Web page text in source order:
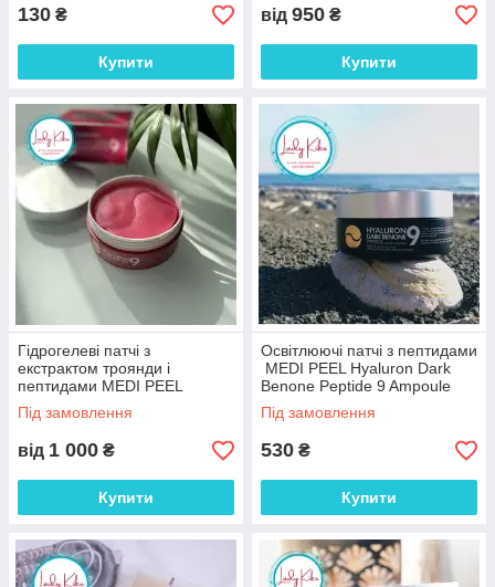
130 ₴
Купити
від 950 ₴
Купити
Гідрогелеві патчі з
екстрактом троянди і
пептидами MEDI PEEL
Hyaluron Rose Peptide 9
Ampoule Eye Patch, 60шт
Під замовлення
від 1 000 ₴
Купити
Освітлюючі патчі з пептидами
MEDI PEEL Hyaluron Dark
Benone Peptide 9 Ampoule
Eye Patch, 60шт
Під замовлення
530 ₴
Купити